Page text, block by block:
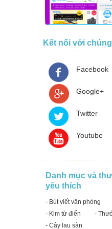
Kết nối với
Facebook
Google+
Twitter
Youtube
Danh mục và
yêu thích
- Bút viết văn phòng
- Kim từ điển
-
- Cây lau sàn